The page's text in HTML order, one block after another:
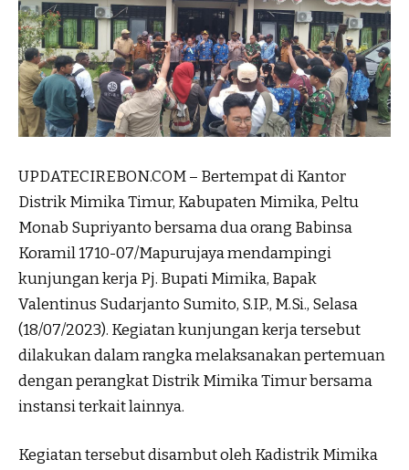
UPDATECIREBON.COM – Bertempat di Kantor
Distrik Mimika Timur, Kabupaten Mimika, Peltu
Monab Supriyanto bersama dua orang Babinsa
Koramil 1710-07/Mapurujaya mendampingi
kunjungan kerja Pj. Bupati Mimika, Bapak
Valentinus Sudarjanto Sumito, S.IP., M.Si., Selasa
(18/07/2023). Kegiatan kunjungan kerja tersebut
dilakukan dalam rangka melaksanakan pertemuan
dengan perangkat Distrik Mimika Timur bersama
instansi terkait lainnya.
Kegiatan tersebut disambut oleh Kadistrik Mimika